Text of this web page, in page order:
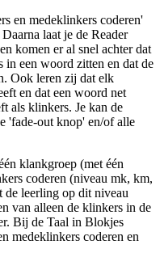
en medeklinkers coderen'
laat je de Reader
komen er al snel achter dat
in een woord zitten en dat de
Ook leren zij dat elk
en dat een woord net
als klinkers. Je kan de
'fade-out knop' en/of alle
klankgroep (met één
coderen (niveau mk, km,
leerling op dit niveau
van alleen de klinkers in de
Bij de Taal in Blokjes
medeklinkers coderen en